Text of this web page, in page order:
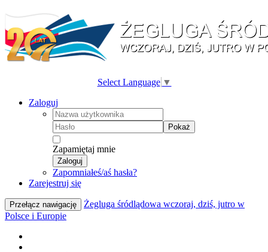
Select Language ▼
Zaloguj
Pokaż
Zapamiętaj mnie
Zaloguj
Zapomniałeś/aś hasła?
Zarejestruj się
Przełącz nawigację
Żegluga śródlądowa wczoraj, dziś, jutro w
Polsce i Europie